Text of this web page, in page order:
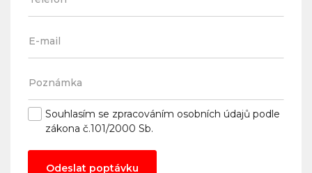
Souhlasím se zpracováním osobních údajů podle
zákona č.101/2000 Sb.
Odeslat poptávku